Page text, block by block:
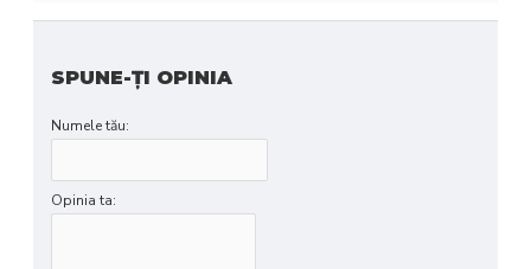
SPUNE-ŢI OPINIA
Numele tău:
Opinia ta: